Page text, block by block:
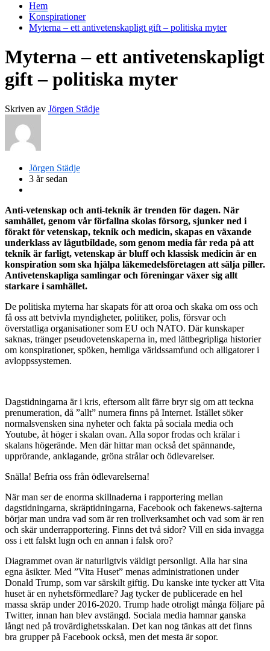
Hem
Konspirationer
Myterna – ett antivetenskapligt gift – politiska myter
Myterna – ett antivetenskapligt
gift – politiska myter
Skriven av Jörgen Städje
Jörgen Städje
3 år sedan
Anti-vetenskap och anti-teknik är trenden för dagen. När
samhället, genom vår förfallna skolas försorg, sjunker ned i
förakt för vetenskap, teknik och medicin, skapas en växande
underklass av lågutbildade, som genom media får reda på att
teknik är farligt, vetenskap är bluff och klassisk medicin är en
konspiration som ska hjälpa läkemedelsföretagen att sälja piller.
Antivetenskapliga samlingar och föreningar växer sig allt
starkare i samhället.
De politiska myterna har skapats för att oroa och skaka om oss och
få oss att betvivla myndigheter, politiker, polis, försvar och
överstatliga organisationer som EU och NATO. Där kunskaper
saknas, tränger pseudovetenskaperna in, med lättbegripliga historier
om konspirationer, spöken, hemliga världssamfund och alligatorer i
avloppssystemen.
Dagstidningarna är i kris, eftersom allt färre bryr sig om att teckna
prenumeration, då ”allt” numera finns på Internet. Istället söker
normalsvensken sina nyheter och fakta på sociala media och
Youtube, åt höger i skalan ovan. Alla sopor frodas och krälar i
skalans högerände. Men där hittar man också det spännande,
upprörande, anklagande, gröna strålar och ödlevarelser.
Snälla! Befria oss från ödlevarelserna!
När man ser de enorma skillnaderna i rapportering mellan
dagstidningarna, skräptidningarna, Facebook och fakenews-sajterna
börjar man undra vad som är ren trollverksamhet och vad som är ren
och skär underrapportering. Finns det två sidor? Vill en sida invagga
oss i ett falskt lugn och en annan i falsk oro?
Diagrammet ovan är naturligtvis väldigt personligt. Alla har sina
egna åsikter. Med ”Vita Huset” menas administrationen under
Donald Trump, som var särskilt giftig. Du kanske inte tycker att Vita
huset är en nyhetsförmedlare? Jag tycker de publicerade en hel
massa skräp under 2016-2020. Trump hade otroligt många följare på
Twitter, innan han blev avstängd. Sociala media hamnar ganska
långt ned på trovärdighetsskalan. Det kan nog tänkas att det finns
bra grupper på Facebook också, men det mesta är sopor.